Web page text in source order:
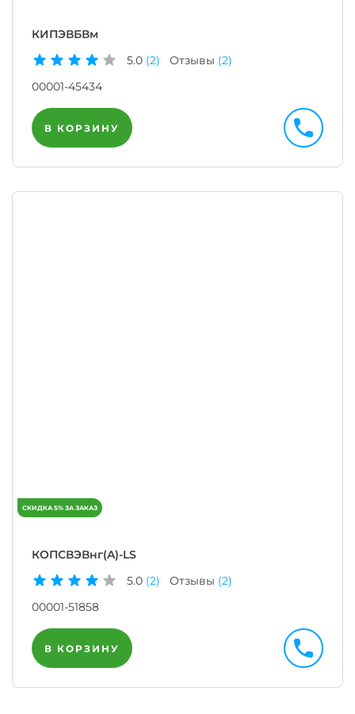
КИПЭВБВм
5.0 (2) Отзывы (2)
00001-45434
В КОРЗИНУ
КОПСВЭВнг(A)-LS
5.0 (2) Отзывы (2)
00001-51858
В КОРЗИНУ